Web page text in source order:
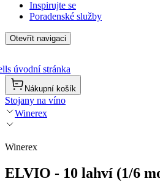
Inspirujte se
Poradenské služby
Otevřít navigaci
úvodní stránka
Nákupní košík
Stojany na víno
Winerex
Winerex
ELVIO - 10 lahví (1/6